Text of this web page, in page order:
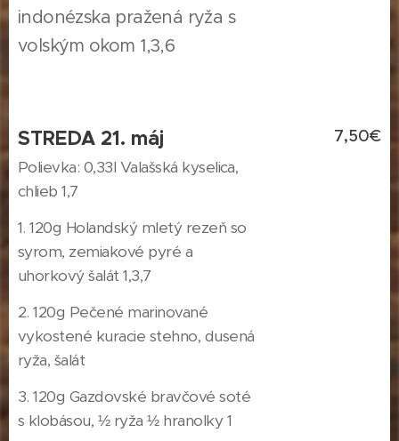
indonézska pražená ryža s
volským okom 1,3,6
STREDA 21. máj
Polievka: 0,33l Valašská kyselica,
chlieb 1,7
1. 120g Holandský mletý rezeň so
syrom, zemiakové pyré a
uhorkový šalát 1,3,7
2. 120g Pečené marinované
vykostené kuracie stehno, dusená
ryža, šalát
3. 120g Gazdovské bravčové soté
s klobásou, ½ ryža ½ hranolky 1
7,50€